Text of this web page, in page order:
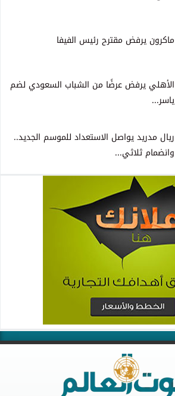
ماكرون يرفض مقترح رئيس الفيفا
الأهلي يرفض عرضًا من الشباب السعودي لضم
ياسر...
ريال مدريد يواصل الاستعداد للموسم الجديد..
وانضمام ثلاثي...